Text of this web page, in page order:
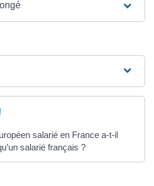
salarié en France a-t-il
salarié français ?